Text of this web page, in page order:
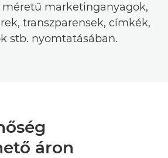
méretű marketinganyagok,
transzparensek, címkék,
stb. nyomtatásában.
áron